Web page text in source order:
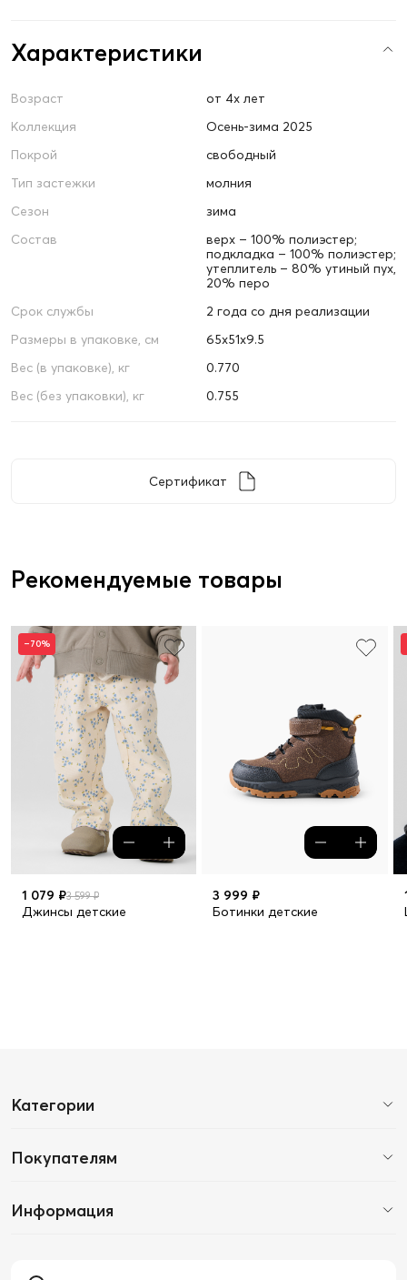
Характеристики
Возраст
от 4х лет
Коллекция
Осень-зима 2025
Покрой
свободный
Тип застежки
молния
Сезон
зима
Состав
верх – 100% полиэстер;
подкладка – 100% полиэстер;
утеплитель – 80% утиный пух,
20% перо
Срок службы
2 года со дня реализации
Размеры в упаковке, см
65х51х9.5
Вес (в упаковке), кг
0.770
Вес (без упаковки), кг
0.755
Сертификат
Рекомендуемые товары
–70%
1 079 ₽3 599 ₽
Джинсы детские
3 999 ₽
Ботинки детские
Категории
Покупателям
Информация